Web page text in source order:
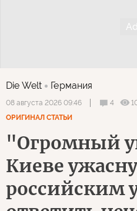
Die Welt Германия
08 августа 2026 09:46 4
ОРИГИНАЛ СТАТЬИ
"Огромный
Киеве
российским